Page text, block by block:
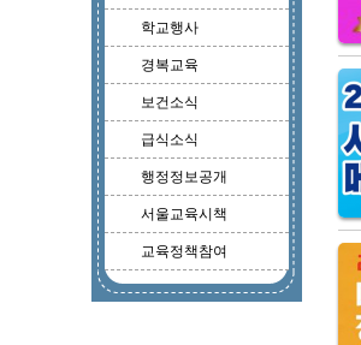
학교행사
경복교육
보건소식
급식소식
행정정보공개
서울교육시책
교육정책참여